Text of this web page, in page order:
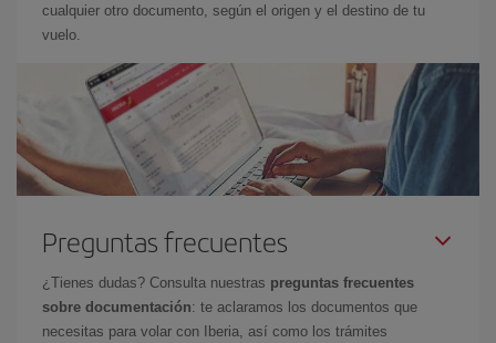
cualquier otro documento, según el origen y el destino de tu
vuelo.
Preguntas frecuentes
¿Tienes dudas? Consulta nuestras preguntas frecuentes
sobre documentación: te aclaramos los documentos que
necesitas para volar con Iberia, así como los trámites